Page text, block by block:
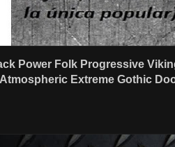
Power Folk Progressive
Extreme Gothic